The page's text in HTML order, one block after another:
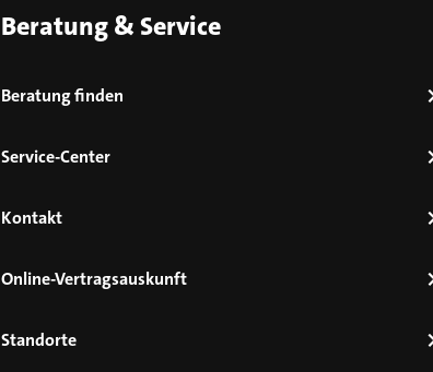
Beratung & Service
Beratung finden
Service-Center
Kontakt
Online-Vertragsauskunft
Standorte